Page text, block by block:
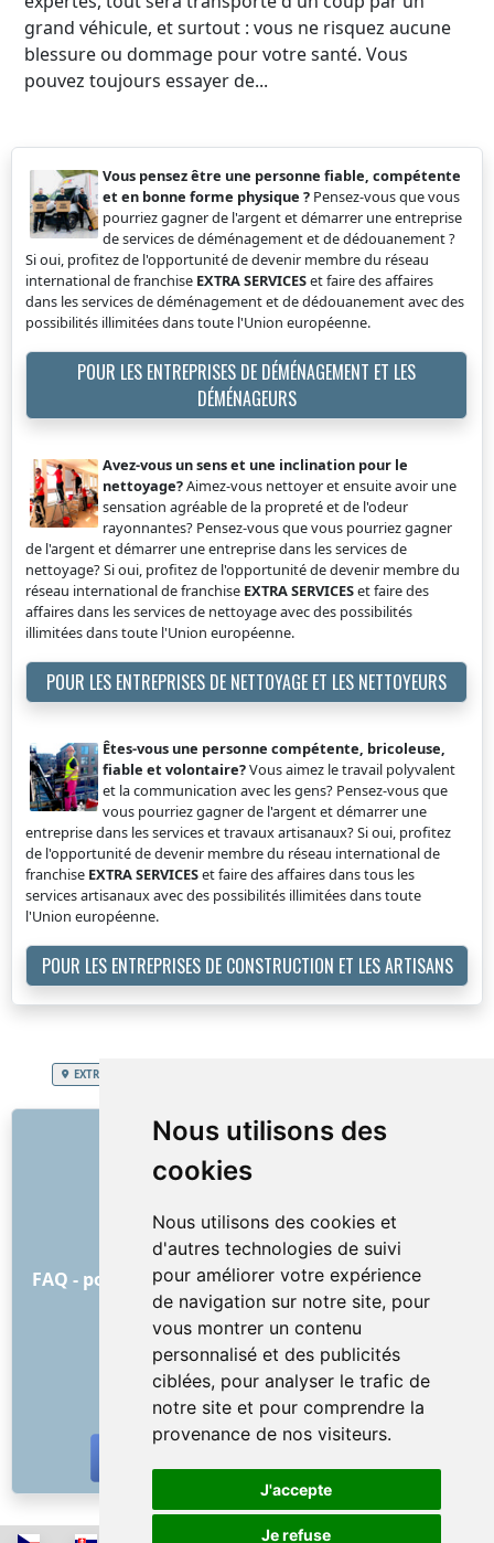
Nous utilisons des
cookies
Nous utilisons des cookies et
d'autres technologies de suivi
pour améliorer votre expérience
de navigation sur notre site, pour
vous montrer un contenu
personnalisé et des publicités
ciblées, pour analyser le trafic de
notre site et pour comprendre la
provenance de nos visiteurs.
J'accepte
Je refuse
grand véhicule, et surtout : vous ne risquez aucune
blessure ou dommage pour votre santé. Vous
pouvez toujours essayer de...
Vous pensez être une personne fiable, compétente
et en bonne forme physique ? Pensez-vous que vous
pourriez gagner de l'argent et démarrer une entreprise
de services de déménagement et de dédouanement ?
Si oui, profitez de l'opportunité de devenir membre du réseau
international de franchise EXTRA SERVICESet faire des affaires
dans les services de déménagement et de dédouanement avec des
possibilités illimitées dans toute l'Union européenne.
POUR LES ENTREPRISES DE DÉMÉNAGEMENT ET LES
DÉMÉNAGEURS
Avez-vous un sens et une inclination pour le
nettoyage?Aimez-vous nettoyer et ensuite avoir une
sensation agréable de la propreté et de l'odeur
rayonnantes? Pensez-vous que vous pourriez gagner
de l'argent et démarrer une entreprise dans les services de
nettoyage? Si oui, profitez de l'opportunité de devenir membre du
réseau international de franchise EXTRA SERVICESet faire des
affaires dans les services de nettoyage avec des possibilités
illimitées dans toute l'Union européenne.
POUR LES ENTREPRISES DE NETTOYAGE ET LES NETTOYEURS
Êtes-vous une personne compétente, bricoleuse,
fiable et volontaire?Vous aimez le travail polyvalent
et la communication avec les gens? Pensez-vous que
vous pourriez gagner de l'argent et démarrer une
entreprise dans les services et travaux artisanaux? Si oui, profitez
de l'opportunité de devenir membre du réseau international de
franchise EXTRA SERVICESet faire des affaires dans tous les
services artisanaux avec des possibilités illimitées dans toute
l'Union européenne.
POUR LES ENTREPRISES DE CONSTRUCTION ET LES ARTISANS
EXTRA SERVICES
LIENS
À propos de nous
Liste de prix
Conditions Générales
FAQ - pour les clients FAQ - pour les prestataires
Publicité et marketing
Blog
Contact
RÉSEAUX SOCIAUX